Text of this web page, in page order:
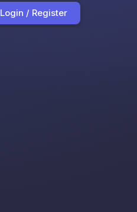
Login / Register